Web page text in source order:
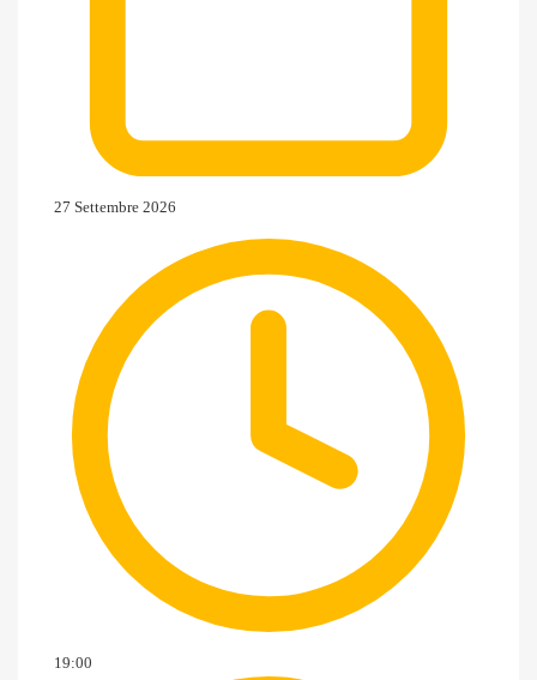
27 Settembre 2026
19:00